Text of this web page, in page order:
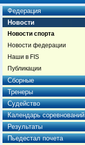
Федерация
Новости
Новости спорта
Новости федерации
Наши в FIS
Публикации
Сборные
Тренеры
Судейство
Календарь соревнований
Результаты
Пьедестал почета